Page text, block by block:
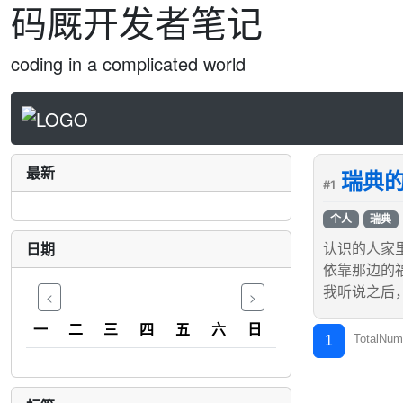
码厩开发者笔记
coding in a complicated world
最新
日期
< >
一 二 三 四 五 六 日
#1 瑞典
个人 瑞典
认识的人家
依靠那边的
我听说之后
1